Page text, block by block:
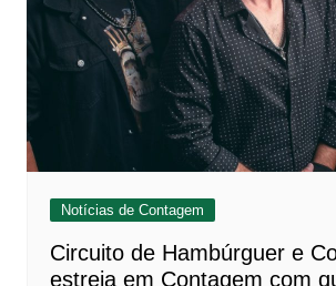
Notícias de Contagem
Circuito de Hambúrguer e
estreia em Contagem com